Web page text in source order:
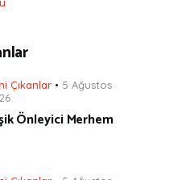
Çıkanlar
5 Ağustos
Önleyici Merhem